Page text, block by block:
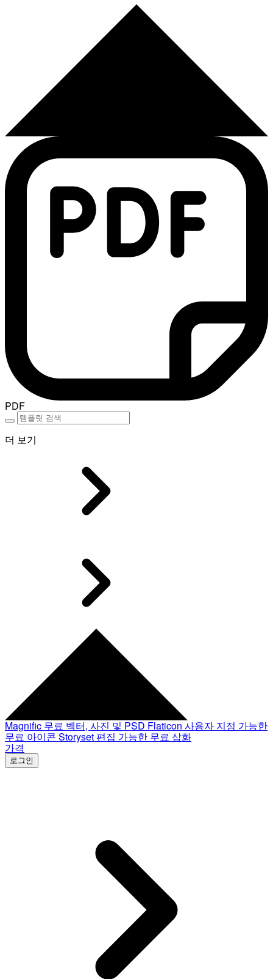
PDF
더 보기
Magnific 무료 벡터, 사진 및 PSD Flaticon 사용자 지정 가능한
무료 아이콘 Storyset 편집 가능한 무료 삽화
가격
로그인